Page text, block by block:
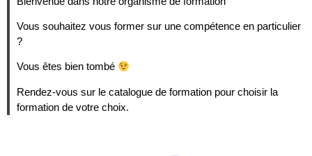
Vous souhaitez vous former sur une compétence en particulier
?
Vous êtes bien tombé
Rendez-vous sur le catalogue de formation pour choisir la
formation de votre choix.